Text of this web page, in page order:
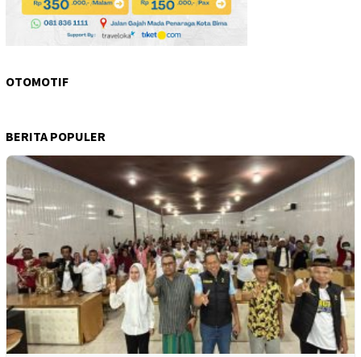
OTOMOTIF
BERITA POPULER